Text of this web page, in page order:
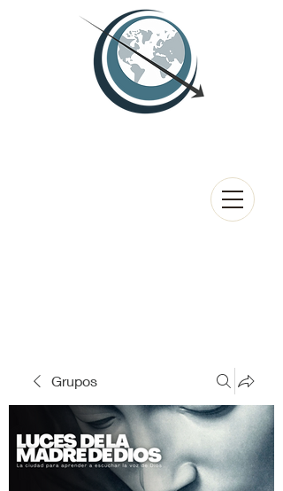
Grupos